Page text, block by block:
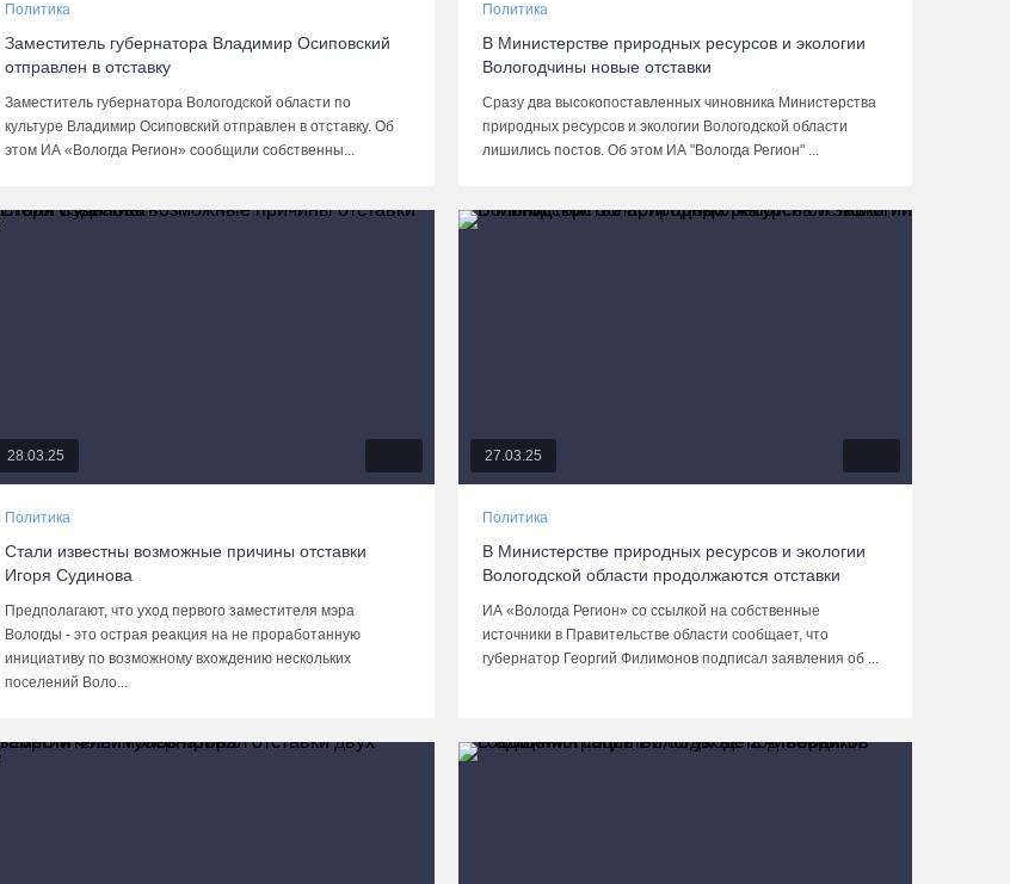
Политика
Заместитель губернатора Владимир Осиповский
отправлен в отставку
Заместитель губернатора Вологодской области по
культуре Владимир Осиповский отправлен в отставку. Об
этом ИА «Вологда Регион» сообщили собственны...
Политика
В Министерстве природных ресурсов и экологии
Вологодчины новые отставки
Сразу два высокопоставленных чиновника Министерства
природных ресурсов и экологии Вологодской области
лишились постов. Об этом ИА "Вологда Регион" ...
28.03.25
Политика
Стали известны возможные причины отставки
Игоря Судинова
Предполагают, что уход первого заместителя мэра
Вологды - это острая реакция на не проработанную
инициативу по возможному вхождению нескольких
поселений Воло...
27.03.25
Политика
В Министерстве природных ресурсов и экологии
Вологодской области продолжаются отставки
ИА «Вологда Регион» со ссылкой на собственные
источники в Правительстве области сообщает, что
губернатор Георгий Филимонов подписал заявления об ...